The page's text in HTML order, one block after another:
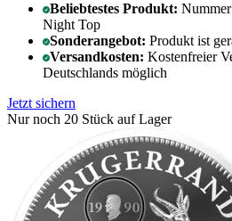
Beliebtestes Produkt:
Night Top
Sonderangebot: Produkt ist
Versandkosten: Kostenfreier
Deutschlands möglich
Jetzt sichern
Nur noch 20 Stück auf Lager